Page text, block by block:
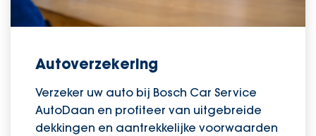
Autoverzekering
Verzeker uw auto bij Bosch Car Service
AutoDaan en profiteer van uitgebreide
dekkingen en aantrekkelijke voorwaarden